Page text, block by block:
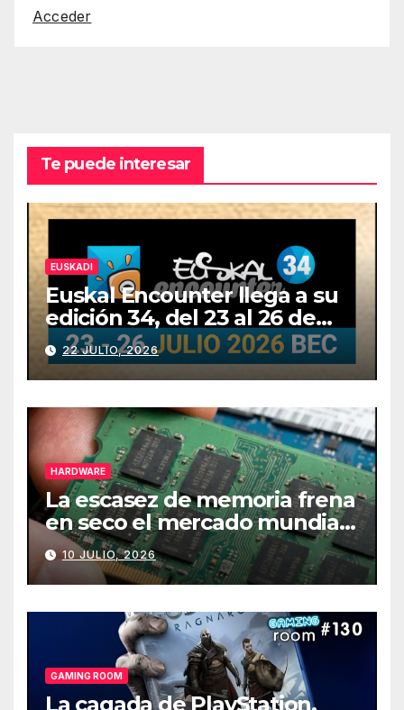
Acceder
Te puede interesar
EUSKADI
Euskal Encounter llega a su
edición 34, del 23 al 26 de
julio
22 JULIO, 2026
HARDWARE
La escasez de memoria frena
en seco el mercado mundial
de PCs
10 JULIO, 2026
GAMING ROOM
La cagada de PlayStation,